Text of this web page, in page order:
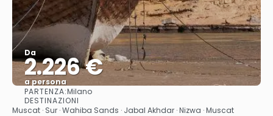
Da
2.226 €
a persona
PARTENZA:Milano
DESTINAZIONI
Muscat · Sur · Wahiba Sands · Jabal Akhdar · Nizwa · Muscat